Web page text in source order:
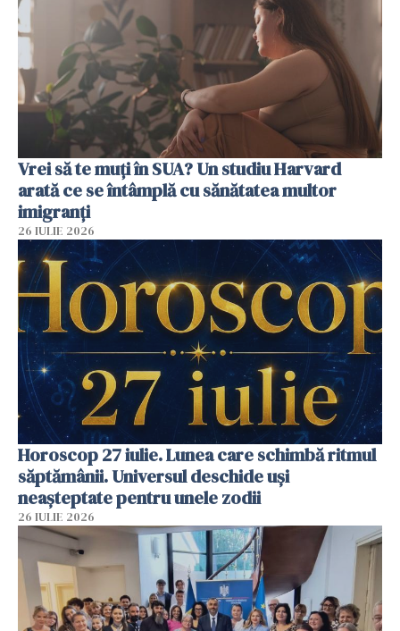
Vrei să te muți în SUA? Un studiu Harvard
arată ce se întâmplă cu sănătatea multor
imigranți
26 IULIE 2026
Horoscop 27 iulie. Lunea care schimbă ritmul
săptămânii. Universul deschide uși
neașteptate pentru unele zodii
26 IULIE 2026